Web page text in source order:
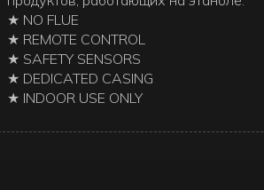
★ NO FLUE
★ REMOTE CONTROL
★ SAFETY SENSORS
★ DEDICATED CASING
★ INDOOR USE ONLY